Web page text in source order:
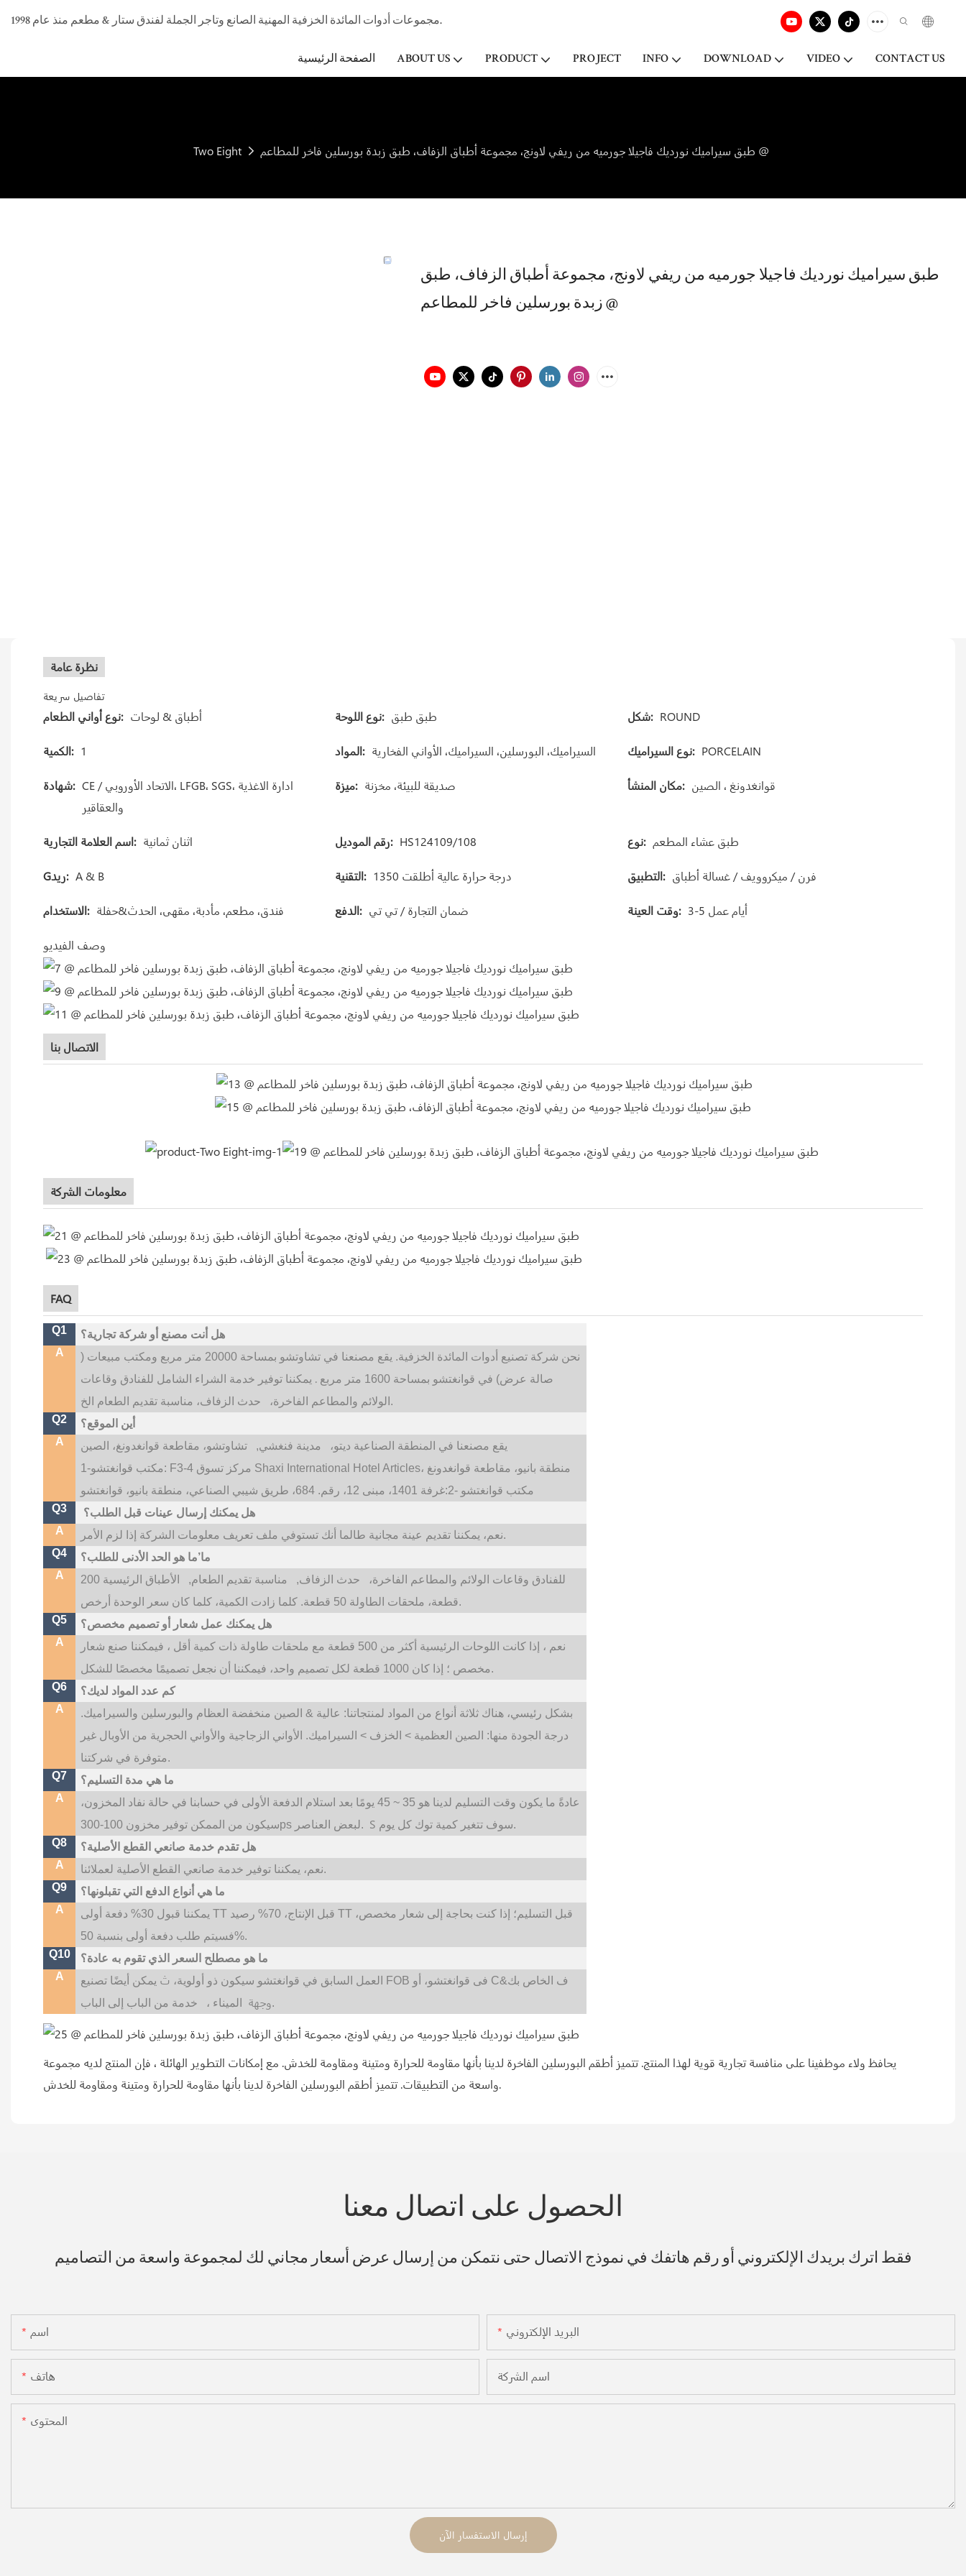
مجموعات أدوات المائدة الخزفية المهنية الصانع وتاجر الجملة لفندق ستار & مطعم منذ عام 1998.
الصفحة الرئيسية ABOUT US PRODUCT PROJECT INFO DOWNLOAD VIDEO CONTACT US
Two Eight طبق سيراميك نورديك فاجيلا جورميه من ريفي لاونج، مجموعة أطباق الزفاف، طبق زبدة بورسلين فاخر للمطاعم @
طبق سيراميك نورديك فاجيلا جورميه من ريفي لاونج، مجموعة أطباق الزفاف، طبق
زبدة بورسلين فاخر للمطاعم @
نظرة عامة
تفاصيل سريعة
نوع أواني الطعام: أطباق & لوحات نوع اللوحة: طبق طبق شكل: ROUND
الكمية: 1 المواد: السيراميك، البورسلين، السيراميك، الأواني الفخارية نوع السيراميك: PORCELAIN
شهادة: CE / الاتحاد الأوروبي، LFGB، SGS، ادارة الاغذية
والعقاقير
ميزة: صديقة للبيئة، مخزنة مكان المنشأ: قوانغدونغ ، الصين
اسم العلامة التجارية: اثنان ثمانية رقم الموديل: HS124109/108 نوع: طبق عشاء المطعم
Gريد: A & B التقنية: 1350 درجة حرارة عالية أطلقت التطبيق: فرن / ميكروويف / غسالة أطباق
الاستخدام: فندق، مطعم، مأدبة، مقهى، الحدث&حفلة الدفع: ضمان التجارة / تي تي وقت العينة: 3-5 أيام عمل
وصف الفيديو
الاتصال بنا
معلومات الشركة
FAQ
Q1
هل أنت مصنع أو شركة تجارية؟
A
نحن شركة تصنيع أدوات المائدة الخزفية. يقع مصنعنا في تشاوتشو بمساحة 20000 متر مربع ومكتب مبيعات (
صالة عرض) في قوانغتشو بمساحة 1600 متر مربع
. يمكننا توفير خدمة الشراء الشامل للفنادق وقاعات
الولائم والمطاعم الفاخرة، حدث الزفاف، مناسبة تقديم الطعام الخ.
Q2
أين الموقع؟
A
يقع مصنعنا في المنطقة الصناعية ديتو، مدينة فنغشي,
مكتب قوانغتشو -2:غرفة 1401، مبنى 12، رقم. 684، طريق شيبي الصناعي، منطقة بانيو، قوانغتشو
Q3
هل يمكنك إرسال عينات قبل الطلب؟
A
نعم، يمكننا تقديم عينة مجانية طالما أنك تستوفي ملف تعريف معلومات الشركة إذا لزم الأمر.
Q4
ما’ما هو الحد الأدنى للطلب؟
A
للفنادق وقاعات الولائم والمطاعم الفاخرة، حدث الزفاف, مناسبة تقديم الطعام,
الأطباق الرئيسية 200
قطعة، ملحقات الطاولة 50 قطعة. كلما زادت الكمية، كلما كان سعر الوحدة أرخص.
Q5
هل يمكنك عمل شعار أو تصميم مخصص؟
A
نعم ، إذا كانت اللوحات الرئيسية أكثر من 500 قطعة مع ملحقات طاولة ذات كمية أقل ، فيمكننا صنع شعار
مخصص ؛ إذا كان 1000 قطعة لكل تصميم واحد، فيمكننا أن نجعل تصميمًا مخصصًا للشكل.
Q6
كم عدد المواد لديك؟
A
بشكل رئيسي، هناك ثلاثة أنواع من المواد لمنتجاتنا: عالية & الصين منخفضة العظام والبورسلين والسيراميك.
درجة الجودة منها: الصين العظمية > الخزف > السيراميك. الأواني الزجاجية والأواني الحجرية من الأوبال غير
متوفرة في شركتنا.
Q7
ما هي مدة التسليم؟
A
عادةً ما يكون وقت التسليم لدينا هو 35 ~ 45 يومًا بعد استلام الدفعة الأولى في حسابنا في حالة نفاد المخزون،
سيكون من الممكن توفير مخزون 100-300ps لبعض العناصر. S
سوف تتغير كمية توك كل يوم.
Q8
A
نعم، يمكننا توفير خدمة صانعي القطع الأصلية لعملائنا.
Q9
ما هي أنواع الدفع التي تقبلونها؟
A
يمكننا قبول 30% دفعة أولى TT قبل الإنتاج، 70% رصيد TT قبل التسليم؛ إذا كنت بحاجة إلى شعار مخصص،
فسيتم طلب دفعة أولى بنسبة 50%.
Q10
ما هو مصطلح السعر الذي تقوم به عادة؟
A
العمل السابق في قوانغتشو سيكون ذو أولوية، ث يمكن أيضًا تصنيع FOB فى قوانغتشو، أو C&ف الخاص بك
وجهة الميناء ، خدمة من الباب إلى الباب.
يحافظ ولاء موظفينا على منافسة تجارية قوية لهذا المنتج. تتميز أطقم البورسلين الفاخرة لدينا بأنها مقاومة للحرارة ومتينة ومقاومة للخدش. مع إمكانات التطوير الهائلة ، فإن المنتج لديه مجموعة
واسعة من التطبيقات. تتميز أطقم البورسلين الفاخرة لدينا بأنها مقاومة للحرارة ومتينة ومقاومة للخدش.
الحصول على اتصال معنا
فقط اترك بريدك الإلكتروني أو رقم هاتفك في نموذج الاتصال حتى نتمكن من إرسال عرض أسعار مجاني لك لمجموعة واسعة من التصاميم
اسم البريد الإلكتروني
هاتف اسم الشركة
المحتوى
إرسال الاستفسار الآن